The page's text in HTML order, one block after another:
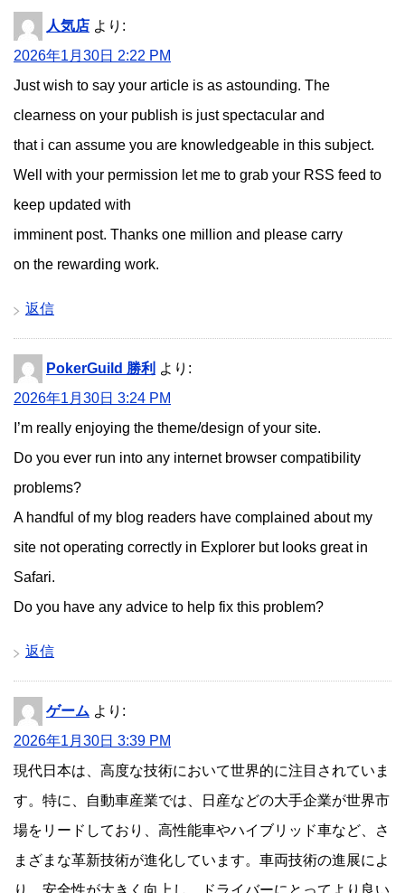
人気店 より:
2026年1月30日 2:22 PM
Just wish to say your article is as astounding. The
clearness on your publish is just spectacular and
that i can assume you are knowledgeable in this subject.
Well with your permission let me to grab your RSS feed to
keep updated with
imminent post. Thanks one million and please carry
on the rewarding work.
返信
PokerGuild 勝利 より:
2026年1月30日 3:24 PM
I’m really enjoying the theme/design of your site.
Do you ever run into any internet browser compatibility
problems?
A handful of my blog readers have complained about my
site not operating correctly in Explorer but looks great in
Safari.
Do you have any advice to help fix this problem?
返信
ゲーム より:
2026年1月30日 3:39 PM
現代日本は、高度な技術において世界的に注目されていま
す。特に、自動車産業では、日産などの大手企業が世界市
場をリードしており、高性能車やハイブリッド車など、さ
まざまな革新技術が進化しています。車両技術の進展によ
り、安全性が大きく向上し、ドライバーにとってより良い